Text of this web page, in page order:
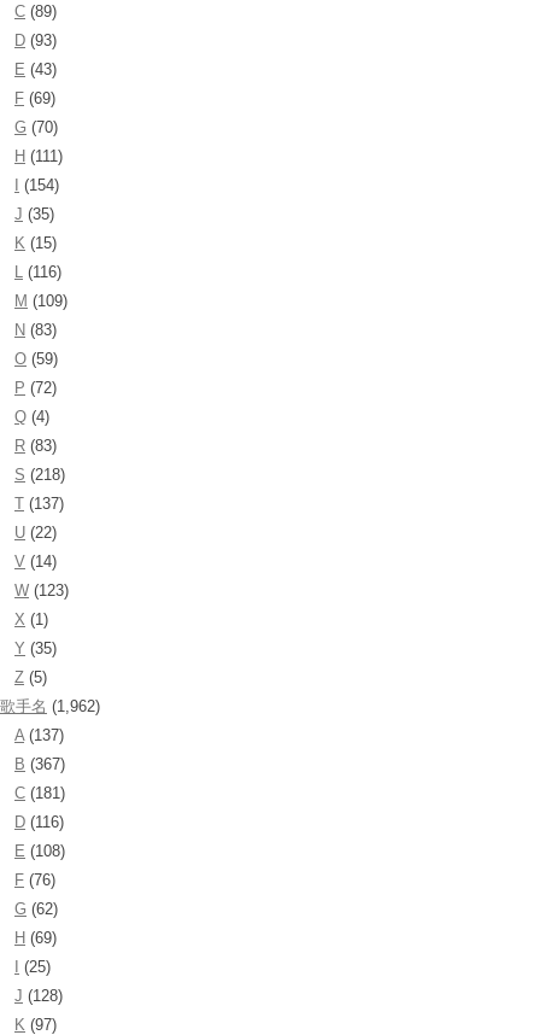
C (89)
D (93)
E (43)
F (69)
G (70)
H (111)
(154)
J (35)
K (15)
(116)
M (109)
N (83)
O (59)
P (72)
Q (4)
R (83)
S (218)
T (137)
U (22)
V (14)
W (123)
X (1)
Y (35)
Z (5)
歌手名 (1,962)
A (137)
B (367)
C (181)
D (116)
E (108)
F (76)
G (62)
H (69)
(25)
J (128)
K (97)